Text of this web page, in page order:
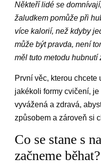
Někteří lidé se
žaludkem pomůže při
více kalorií, než kdyby
může být pravda, není
měl tuto metodu hubnutí
První věc, kterou
jakékoli formy cvičení,
vyvážená a zdravá,
způsobem a zároveň si
Co se stane s
začneme běhat?